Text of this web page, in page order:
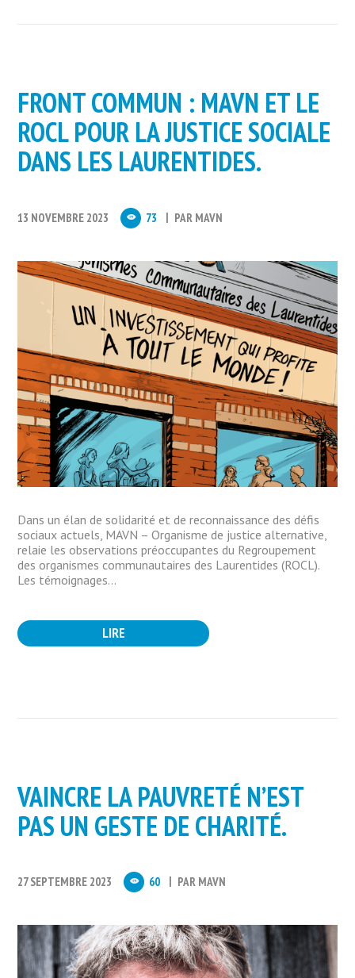
FRONT COMMUN : MAVN ET LE
ROCL POUR LA JUSTICE SOCIALE
DANS LES LAURENTIDES.
13 NOVEMBRE 2023 73 PAR MAVN
Dans un élan de solidarité et de reconnaissance des défis
sociaux actuels, MAVN – Organisme de justice alternative,
relaie les observations préoccupantes du Regroupement
des organismes communautaires des Laurentides (ROCL).
Les témoignages...
LIRE
VAINCRE LA PAUVRETÉ N’EST
PAS UN GESTE DE CHARITÉ.
27 SEPTEMBRE 2023 60 PAR MAVN